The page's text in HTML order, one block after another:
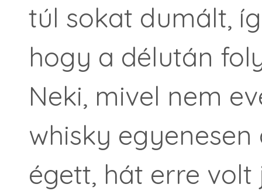
túl sokat dumált,
hogy a délután
Neki, mivel nem
whisky
égett, hát erre